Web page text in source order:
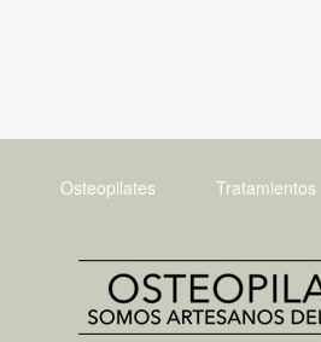
Osteopilates Tratamientos